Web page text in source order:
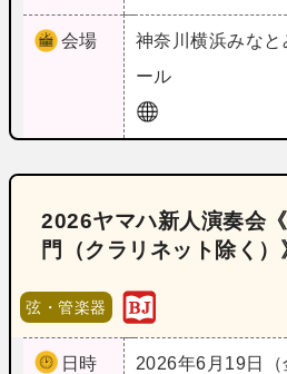
会場 神奈川横浜みなと
ール
2026ヤマハ新人演奏会
門（クラリネット除く）
弦・管楽器
日時
2026年6月19日（